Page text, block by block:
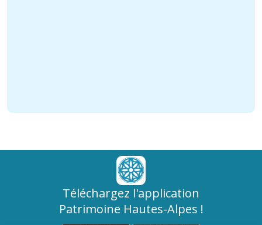
Téléchargez l'application
Patrimoine Hautes-Alpes !